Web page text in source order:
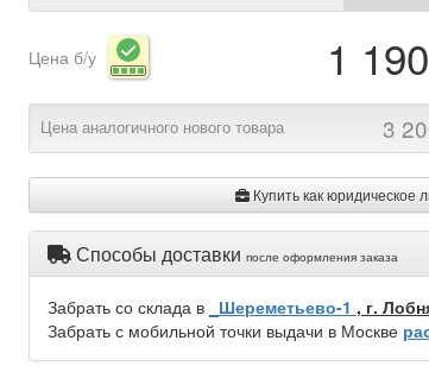
Цена б/у 1
Цена аналогичного нового товара 3
Купить как юридическое
Способы доставки после оформления заказа
Забрать со склада в _Шереметьево-1 , г.
Забрать с мобильной точки выдачи в Москве